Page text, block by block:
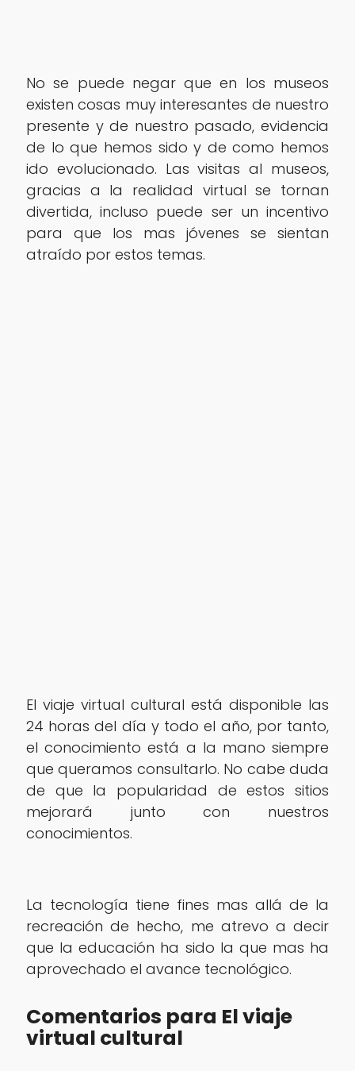
No se puede negar que en los museos
existen cosas muy interesantes de nuestro
presente y de nuestro pasado, evidencia
de lo que hemos sido y de como hemos
ido evolucionado. Las visitas al museos,
gracias a la realidad virtual se tornan
divertida, incluso puede ser un incentivo
para que los mas jóvenes se sientan
atraído por estos temas.
El viaje virtual cultural está disponible las
24 horas del día y todo el año, por tanto,
el conocimiento está a la mano siempre
que queramos consultarlo. No cabe duda
de que la popularidad de estos sitios
mejorará junto con nuestros
conocimientos.
La tecnología tiene fines mas allá de la
recreación de hecho, me atrevo a decir
que la educación ha sido la que mas ha
aprovechado el avance tecnológico.
Comentarios para El viaje
virtual cultural